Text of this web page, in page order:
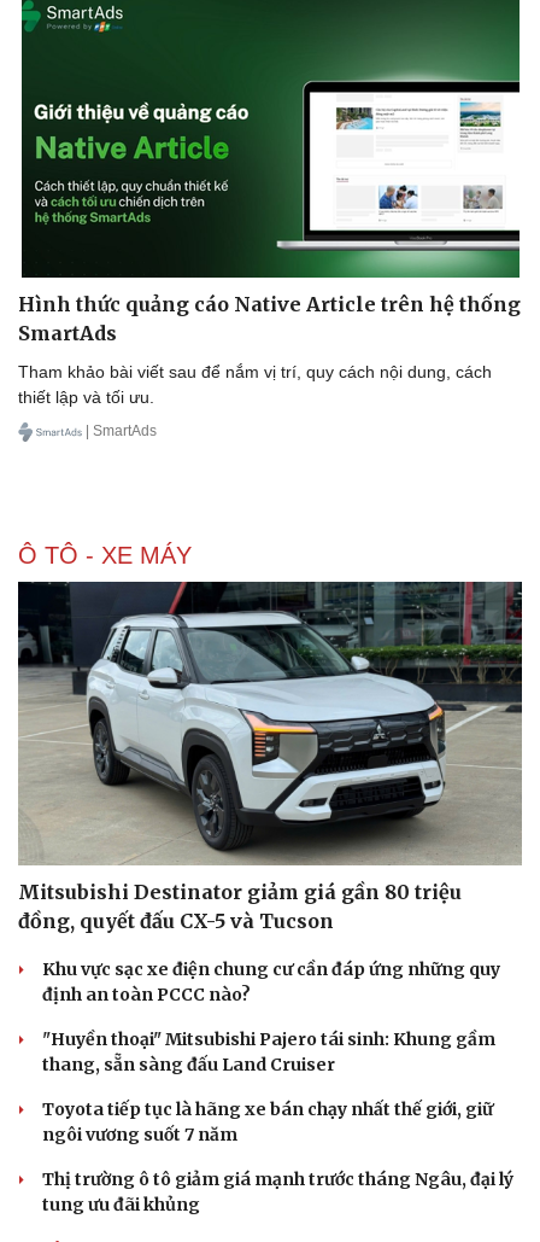
Doanh nghiệp
Thông tin doanh nghiệp
Doanh nhân
Vì cộng đồng
Công nghệ
Tin Công nghệ
Trải nghiệm
Chuyển đổi số
Hình thức quảng cáo Native Article trên hệ thống
SmartAds
Tham khảo bài viết sau để nắm vị trí, quy cách nội dung, cách
thiết lập và tối ưu.
| SmartAds
Ô TÔ - XE MÁY
Mitsubishi Destinator giảm giá gần 80 triệu
đồng, quyết đấu CX-5 và Tucson
Khu vực sạc xe điện chung cư cần đáp ứng những quy
định an toàn PCCC nào?
"Huyền thoại" Mitsubishi Pajero tái sinh: Khung gầm
thang, sẵn sàng đấu Land Cruiser
Toyota tiếp tục là hãng xe bán chạy nhất thế giới, giữ
ngôi vương suốt 7 năm
Thị trường ô tô giảm giá mạnh trước tháng Ngâu, đại lý
tung ưu đãi khủng